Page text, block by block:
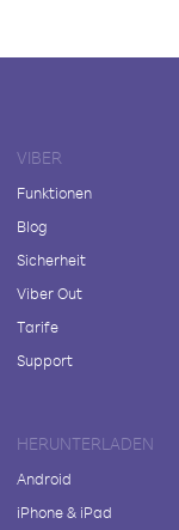
VIBER
Funktionen
Blog
Sicherheit
Viber Out
Tarife
Support
HERUNTERLADEN
Android
iPhone & iPad